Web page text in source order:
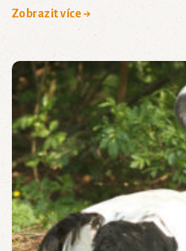
Zobrazit více →